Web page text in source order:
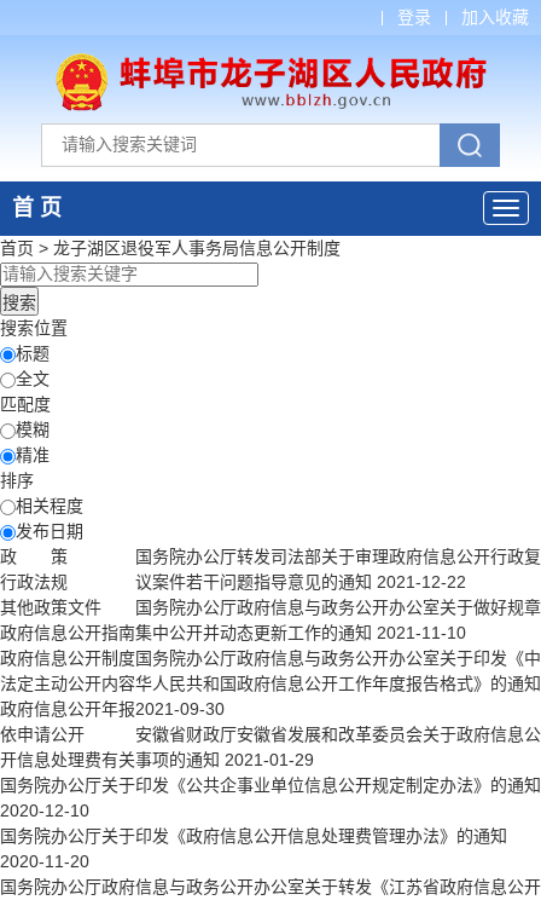
登录 加入收藏
首 页
首页 > 龙子湖区退役军人事务局信息公开制度
搜索位置
标题
全文
匹配度
模糊
精准
排序
相关程度
发布日期
政 策
行政法规
其他政策文件
政府信息公开指南
政府信息公开制度
法定主动公开内容
政府信息公开年报
依申请公开
国务院办公厅转发司法部关于审理政府信息公开行政复
议案件若干问题指导意见的通知 2021-12-22
国务院办公厅政府信息与政务公开办公室关于做好规章
集中公开并动态更新工作的通知 2021-11-10
国务院办公厅政府信息与政务公开办公室关于印发《中
华人民共和国政府信息公开工作年度报告格式》的通知
2021-09-30
安徽省财政厅安徽省发展和改革委员会关于政府信息公
开信息处理费有关事项的通知 2021-01-29
国务院办公厅关于印发《公共企事业单位信息公开规定制定办法》的通知
2020-12-10
国务院办公厅关于印发《政府信息公开信息处理费管理办法》的通知
2020-11-20
国务院办公厅政府信息与政务公开办公室关于转发《江苏省政府信息公开